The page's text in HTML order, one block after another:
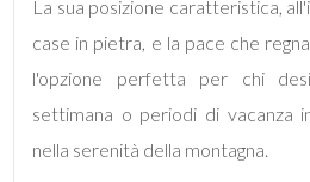
La sua posizione caratteristica,
case in pietra, e la pace che
l'opzione perfetta per chi
settimana o periodi di vacanza
nella serenità della montagna.
1
2
3